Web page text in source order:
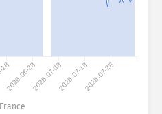
2026-06-282026-07-082026-07-182026-07-28
France